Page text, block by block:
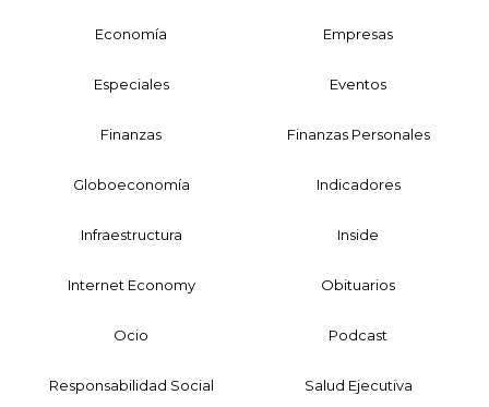
Economía Empresas
Especiales Eventos
Finanzas Finanzas Personales
Globoeconomía Indicadores
Infraestructura Inside
Internet Economy Obituarios
Ocio Podcast
Responsabilidad Social Salud Ejecutiva